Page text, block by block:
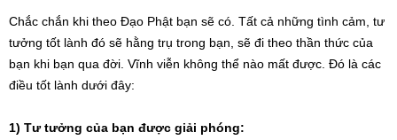
Chắc chắn khi theo Đạo Phật bạn sẽ có. Tất cả những tình cảm, tư
tưởng tốt lành đó sẽ hằng trụ trong bạn, sẽ đi theo thần thức của
bạn khi bạn qua đời. Vĩnh viễn không thể nào mất được. Đó là các
điều tốt lành dưới đây:
1) Tư tưởng của bạn được giải phóng: